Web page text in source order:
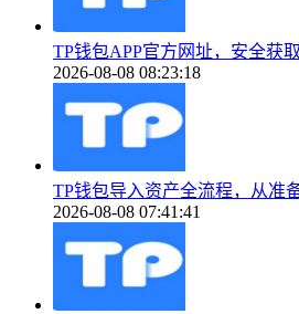
TP钱包APP官方网址，安全获
2026-08-08 08:23:18
TP钱包导入资产全流程，从准
2026-08-08 07:41:41